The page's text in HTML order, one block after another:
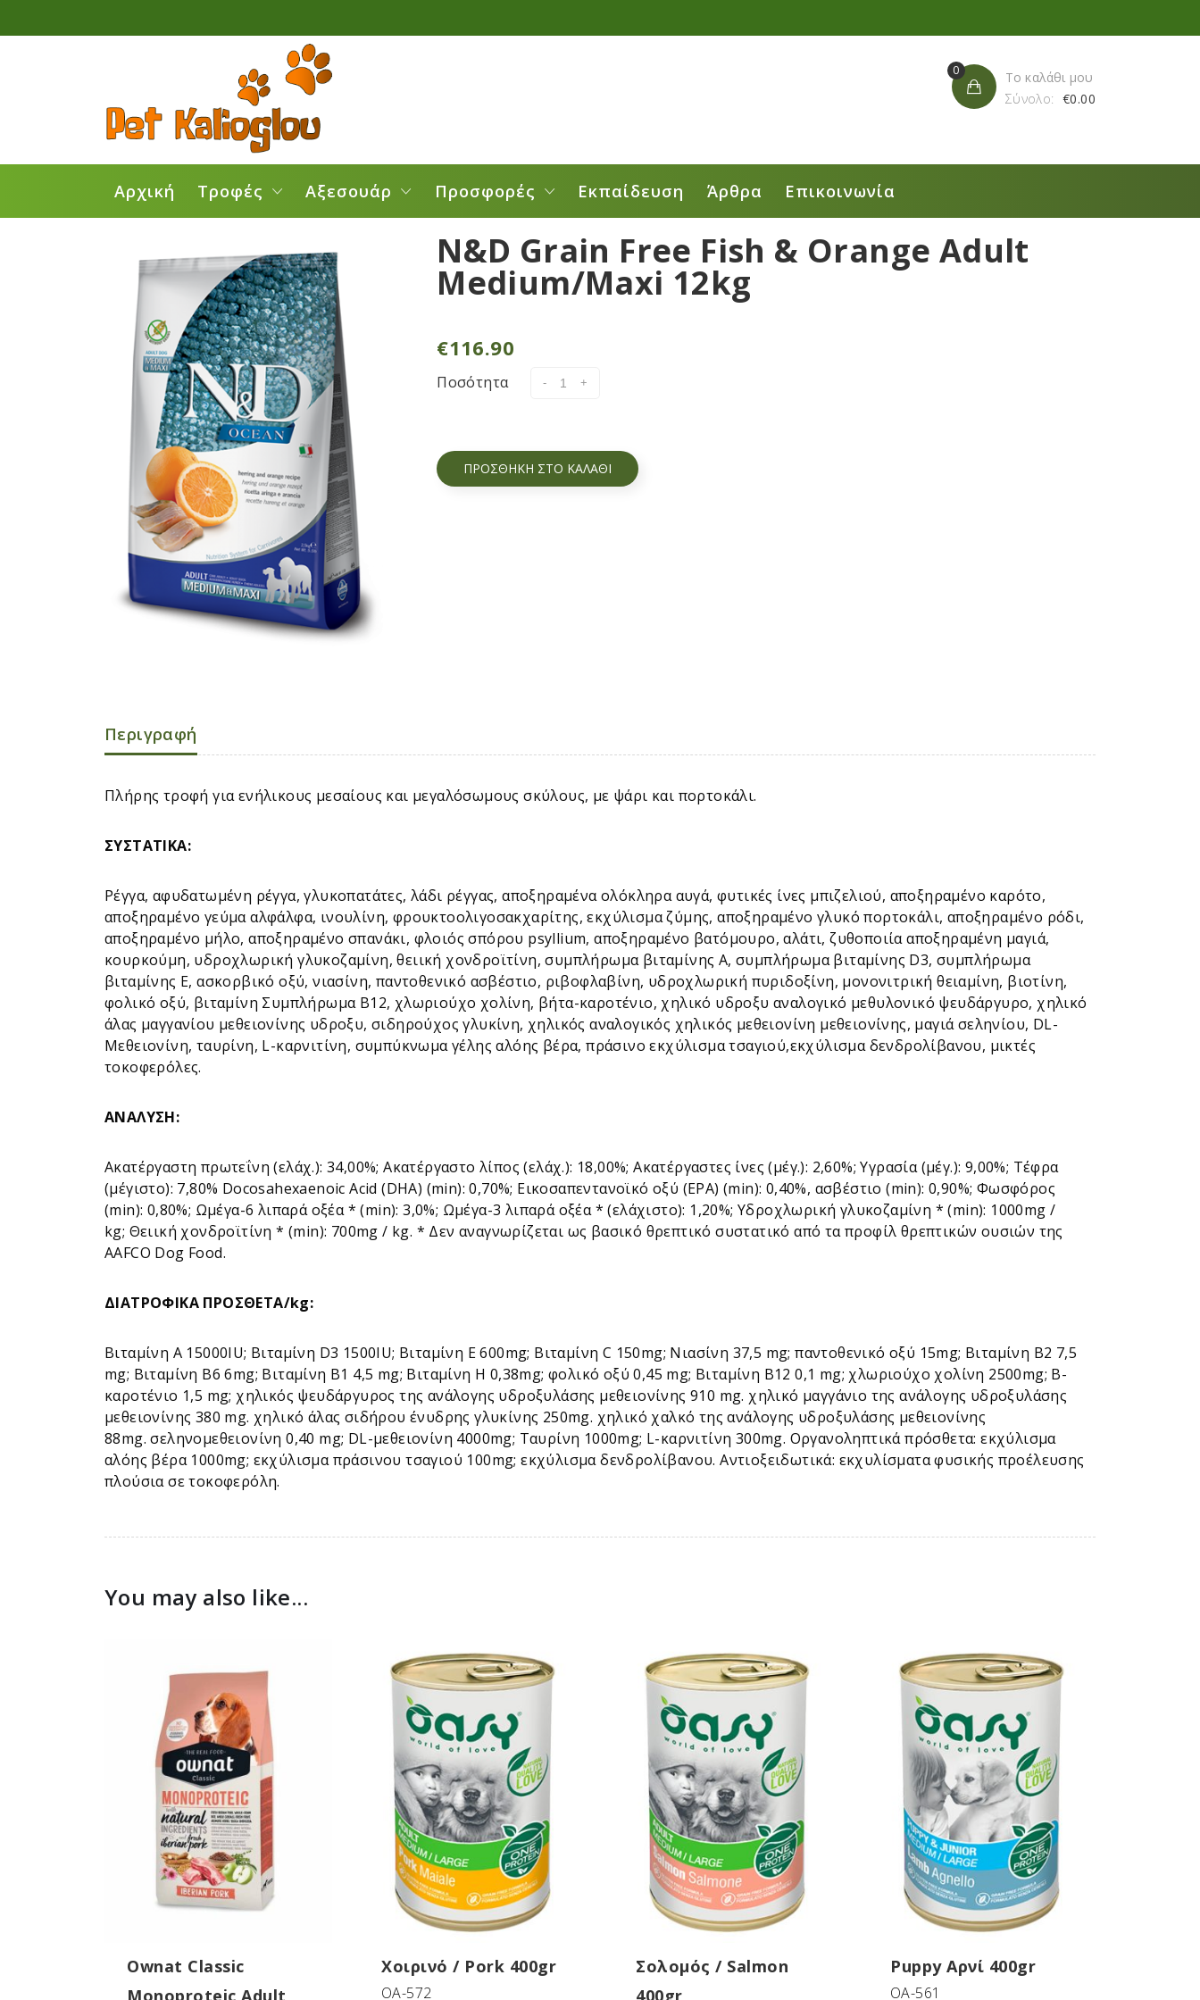
0
Το καλάθι μου
Σύνολο: €0.00
Αρχική Τροφές Αξεσουάρ Προσφορές Εκπαίδευση Άρθρα Επικοινωνία
N&D Grain Free Fish & Orange Adult
Medium/Maxi 12kg
€116.90
Ποσότητα
ΠΡΟΣΘΉΚΗ ΣΤΟ ΚΑΛΆΘΙ
Περιγραφή
Πλήρης τροφή για ενήλικους μεσαίους και μεγαλόσωμους σκύλους, με ψάρι και πορτοκάλι.
ΣΥΣΤΑΤΙΚA:
Ρέγγα, αφυδατωμένη ρέγγα, γλυκοπατάτες, λάδι ρέγγας, αποξηραμένα ολόκληρα αυγά, φυτικές ίνες μπιζελιού, αποξηραμένο καρότο,
αποξηραμένο γεύμα αλφάλφα, ινουλίνη, φρουκτοολιγοσακχαρίτης, εκχύλισμα ζύμης, αποξηραμένο γλυκό πορτοκάλι, αποξηραμένο ρόδι,
αποξηραμένο μήλο, αποξηραμένο σπανάκι, φλοιός σπόρου psyllium, αποξηραμένο βατόμουρο, αλάτι, ζυθοποιία αποξηραμένη μαγιά,
κουρκούμη, υδροχλωρική γλυκοζαμίνη, θειική χονδροϊτίνη, συμπλήρωμα βιταμίνης Α, συμπλήρωμα βιταμίνης D3, συμπλήρωμα
βιταμίνης Ε, ασκορβικό οξύ, νιασίνη, παντοθενικό ασβέστιο, ριβοφλαβίνη, υδροχλωρική πυριδοξίνη, μονονιτρική θειαμίνη, βιοτίνη,
φολικό οξύ, βιταμίνη Συμπλήρωμα B12, χλωριούχο χολίνη, βήτα-καροτένιο, χηλικό υδροξυ αναλογικό μεθυλονικό ψευδάργυρο, χηλικό
άλας μαγγανίου μεθειονίνης υδροξυ, σιδηρούχος γλυκίνη, χηλικός αναλογικός χηλικός μεθειονίνη μεθειονίνης, μαγιά σεληνίου, DL-
Μεθειονίνη, ταυρίνη, L-καρνιτίνη, συμπύκνωμα γέλης αλόης βέρα, πράσινο εκχύλισμα τσαγιού,εκχύλισμα δενδρολίβανου, μικτές
τοκοφερόλες.
ΑΝΑΛΥΣΗ:
Ακατέργαστη πρωτεΐνη (ελάχ.): 34,00%; Ακατέργαστο λίπος (ελάχ.): 18,00%; Ακατέργαστες ίνες (μέγ.): 2,60%; Υγρασία (μέγ.): 9,00%; Τέφρα
(μέγιστο): 7,80% Docosahexaenoic Acid (DHA) (min): 0,70%; Εικοσαπεντανοϊκό οξύ (EPA) (min): 0,40%, ασβέστιο (min): 0,90%; Φωσφόρος
(min): 0,80%; Ωμέγα-6 λιπαρά οξέα * (min): 3,0%; Ωμέγα-3 λιπαρά οξέα * (ελάχιστο): 1,20%; Υδροχλωρική γλυκοζαμίνη * (min): 1000mg /
kg; Θειική χονδροϊτίνη * (min): 700mg / kg. * Δεν αναγνωρίζεται ως βασικό θρεπτικό συστατικό από τα προφίλ θρεπτικών ουσιών της
AAFCO Dog Food.
ΔΙΑΤΡΟΦΙΚΑ ΠΡΟΣΘΕΤΑ/kg:
Βιταμίνη Α 15000IU; Βιταμίνη D3 1500IU; Βιταμίνη Ε 600mg; Βιταμίνη C 150mg; Νιασίνη 37,5 mg; παντοθενικό οξύ 15mg; Βιταμίνη Β2 7,5
mg; Βιταμίνη Β6 6mg; Βιταμίνη Β1 4,5 mg; Βιταμίνη Η 0,38mg; φολικό οξύ 0,45 mg; Βιταμίνη Β12 0,1 mg; χλωριούχο χολίνη 2500mg; Β-
καροτένιο 1,5 mg; χηλικός ψευδάργυρος της ανάλογης υδροξυλάσης μεθειονίνης 910 mg. χηλικό μαγγάνιο της ανάλογης υδροξυλάσης
μεθειονίνης 380 mg. χηλικό άλας σιδήρου ένυδρης γλυκίνης 250mg. χηλικό χαλκό της ανάλογης υδροξυλάσης μεθειονίνης
88mg. σεληνομεθειονίνη 0,40 mg; DL-μεθειονίνη 4000mg; Ταυρίνη 1000mg; L-καρνιτίνη 300mg. Οργανοληπτικά πρόσθετα: εκχύλισμα
αλόης βέρα 1000mg; εκχύλισμα πράσινου τσαγιού 100mg; εκχύλισμα δενδρολίβανου. Αντιοξειδωτικά: εκχυλίσματα φυσικής προέλευσης
πλούσια σε τοκοφερόλη.
You may also like...
Ownat Classic
Monoproteic Adult
Χοιρινό / Pork 400gr
OA-572
Σολομός / Salmon
400gr
Puppy Αρνί 400gr
OA-561